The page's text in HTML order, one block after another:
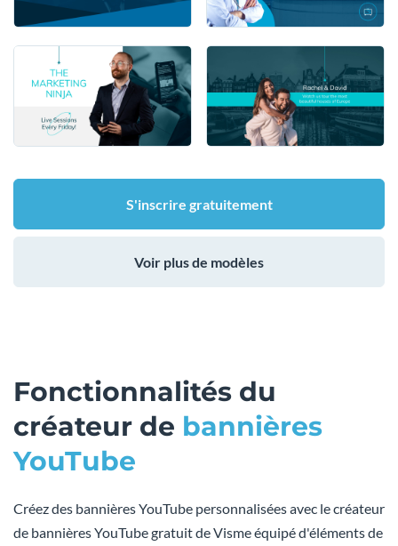
S'inscrire gratuitement
Voir plus de modèles
Fonctionnalités du
créateur de bannières
YouTube
Créez des bannières YouTube personnalisées avec le créateur
de bannières YouTube gratuit de Visme équipé d'éléments de